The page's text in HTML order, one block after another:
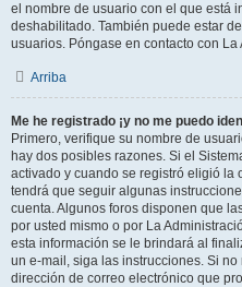
el nombre de usuario con el que está
deshabilitado. También puede estar
usuarios. Póngase en contacto con
Arriba
Me he registrado ¡y no me puedo
Primero, verifique su nombre de
hay dos posibles razones. Si el
activado y cuando se registró eligió la
tendrá que seguir algunas
cuenta. Algunos foros disponen que
por usted mismo o por La
esta información se le brindará al
un e-mail, siga las instrucciones. Si
dirección de correo electrónico que